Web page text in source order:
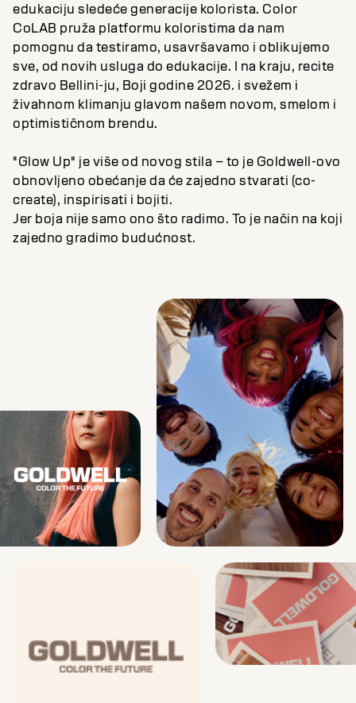
edukaciju sledeće generacije kolorista. Color
CoLAB pruža platformu koloristima da nam
pomognu da testiramo, usavršavamo i oblikujemo
sve, od novih usluga do edukacije. I na kraju, recite
zdravo Bellini-ju, Boji godine 2026. i svežem i
živahnom klimanju glavom našem novom, smelom i
optimističnom brendu.
"Glow Up" je više od novog stila – to je Goldwell-ovo
obnovljeno obećanje da će zajedno stvarati (co-
create), inspirisati i bojiti.
Jer boja nije samo ono što radimo. To je način na koji
zajedno gradimo budućnost.